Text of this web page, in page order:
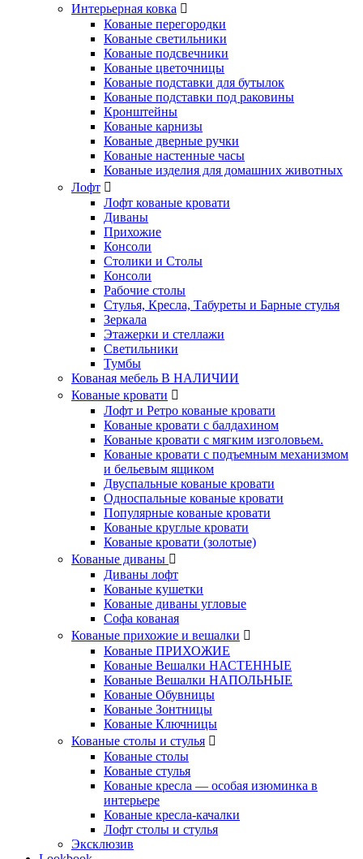
Интерьерная ковка
Кованые перегородки
Кованые светильники
Кованые подсвечники
Кованые цветочницы
Кованые подставки для бутылок
Кованые подставки под раковины
Кронштейны
Кованые карнизы
Кованые дверные ручки
Кованые настенные часы
Кованые изделия для домашних животных
Лофт
Лофт кованые кровати
Диваны
Прихожие
Консоли
Столики и Столы
Консоли
Рабочие столы
Стулья, Кресла, Табуреты и Барные стулья
Зеркала
Этажерки и стеллажи
Светильники
Тумбы
Кованая мебель В НАЛИЧИИ
Кованые кровати
Лофт и Ретро кованые кровати
Кованые кровати с балдахином
Кованые кровати с мягким изголовьем.
Кованые кровати с подъемным механизмом
и бельевым ящиком
Двуспальные кованые кровати
Односпальные кованые кровати
Популярные кованые кровати
Кованые круглые кровати
Кованые кровати (золотые)
Кованые диваны
Диваны лофт
Кованые кушетки
Кованые диваны угловые
Софа кованая
Кованые прихожие и вешалки
Кованые ПРИХОЖИЕ
Кованые Вешалки НАСТЕННЫЕ
Кованые Вешалки НАПОЛЬНЫЕ
Кованые Обувницы
Кованые Зонтницы
Кованые Ключницы
Кованые столы и стулья
Кованые столы
Кованые стулья
Кованые кресла — особая изюминка в
интерьере
Кованые кресла-качалки
Лофт столы и стулья
Эксклюзив